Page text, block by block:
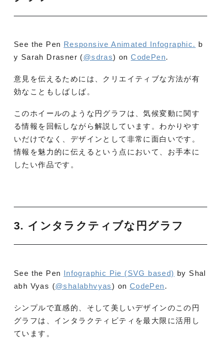
See the Pen Responsive Animated Infographic. b
y Sarah Drasner (@sdras) onCodePen.
意見を伝えるためには、クリエイティブな方法が有
効なこともしばしば。
このホイールのような円グラフは、気候変動に関す
る情報を回転しながら解説しています。わかりやす
いだけでなく、デザインとして非常に面白いです。
情報を魅力的に伝えるという点において、お手本に
したい作品です。
3. インタラクティブな円グラフ
See the Pen Infographic Pie (SVG based) by Shal
abh Vyas (@shalabhvyas) on CodePen.
シンプルで直感的、そして美しいデザインのこの円
グラフは、インタラクティビティを最大限に活用し
ています。